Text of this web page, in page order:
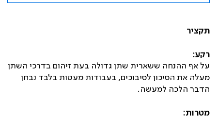
תקציר
רקע:
על אף ההנחה ששארית שתן גדולה בעת זיהום בדרכי השתן
מעלה את הסיכון לסיבוכים, בעבודות מעטות בלבד נבחן
הדבר הלכה למעשה.
מטרות: